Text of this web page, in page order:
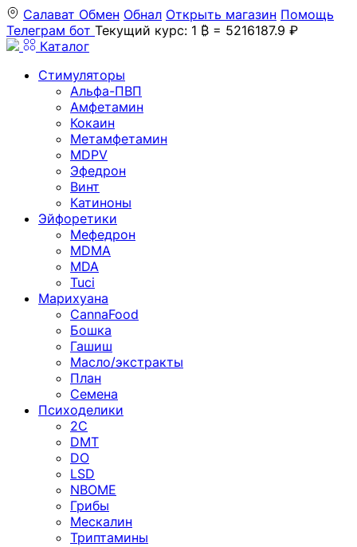
Салават Обмен Обнал Открыть магазин Помощь
Телеграм бот Текущий курс: 1 ₿ = 5216187.9 ₽
Каталог
Стимуляторы
Альфа-ПВП
Амфетамин
Кокаин
Метамфетамин
MDPV
Эфедрон
Винт
Катиноны
Эйфоретики
Мефедрон
MDMA
MDA
Tuci
Марихуана
CannaFood
Бошка
Гашиш
Масло/экстракты
План
Семена
Психоделики
2C
DMT
DO
LSD
NBOME
Грибы
Мескалин
Триптамины